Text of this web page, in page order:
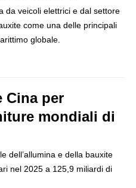
da veicoli elettrici e dal settore
come una delle principali
globale.
Cina per
mondiali di
dell’allumina e della bauxite
nel 2025 a 125,9 miliardi di